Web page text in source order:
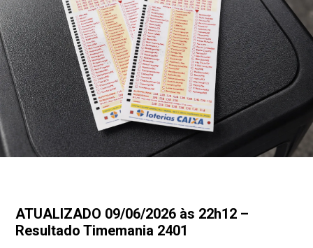
ATUALIZADO 09/06/2026 às 22h12 –
Resultado Timemania 2401